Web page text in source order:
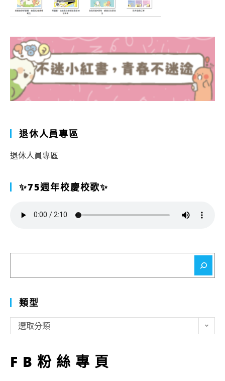
退休人員專區
退休人員專區
✨75週年校慶校歌✨
類型
型
選取分類
FB粉絲專頁